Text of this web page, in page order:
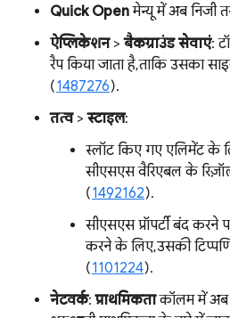
Quick Openमेन्यू में अब निजी
ऐप्लिकेशन>बैकग्राउंड सेवाएं:
रैप किया जाता है, ताकि उसका
(1487276).
तत्व>स्टाइल:
स्लॉट किए गए एलिमेंट के
सीएसएस वैरिएबल के
(1492162).
सीएसएस प्रॉपर्टी बंद
करने के लिए, उसकी
(1101224).
नेटवर्क:प्राथमिकताकॉलम में अब